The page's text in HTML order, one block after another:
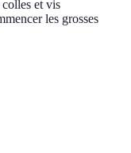
et vis
les grosses